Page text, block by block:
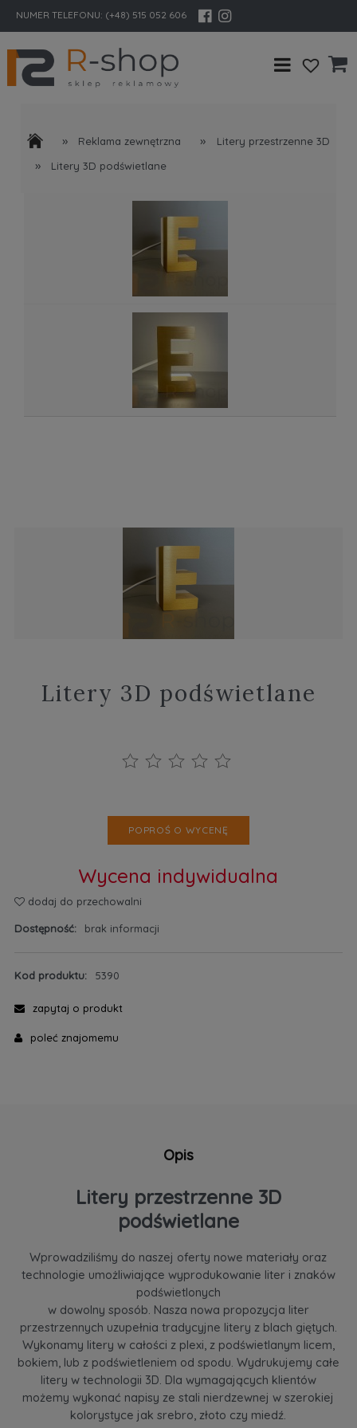
NUMER TELEFONU: (+48) 515 052 606
» Reklama zewnętrzna » Litery przestrzenne 3D
» Litery 3D podświetlane
Litery 3D podświetlane
POPROŚ O WYCENĘ
Wycena indywidualna
dodaj do przechowalni
Dostępność: brak informacji
Kod produktu: 5390
zapytaj o produkt
poleć znajomemu
Opis
Litery przestrzenne 3D
podświetlane
Wprowadziliśmy do naszej oferty nowe materiały oraz
technologie umożliwiające wyprodukowanie liter i znaków
podświetlonych
w dowolny sposób. Nasza nowa propozycja liter
przestrzennych uzupełnia tradycyjne litery z blach giętych.
Wykonamy litery w całości z plexi, z podświetlanym licem,
bokiem, lub z podświetleniem od spodu. Wydrukujemy całe
litery w technologii 3D. Dla wymagających klientów
możemy wykonać napisy ze stali nierdzewnej w szerokiej
kolorystyce jak srebro, złoto czy miedź.